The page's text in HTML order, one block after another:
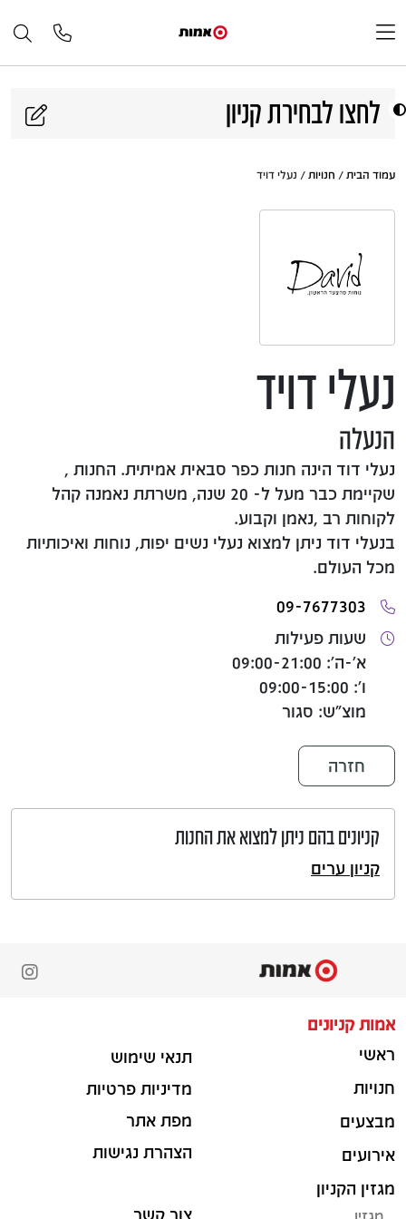
לחצו לבחירת קניון
עמוד הבית / חנויות / נעלי דויד
נעלי דויד
הנעלה
נעלי דוד הינה חנות כפר סבאית אמיתית. החנות ,
שקיימת כבר מעל ל- 20 שנה, משרתת נאמנה קהל
לקוחות רב ,נאמן וקבוע.
בנעלי דוד ניתן למצוא נעלי נשים יפות, נוחות ואיכותיות
מכל העולם.
09-7677303
שעות פעילות
א'-ה': 09:00-21:00
ו': 09:00-15:00
מוצ"ש: סגור
חזרה
קניונים בהם ניתן למצוא את החנות
קניון ערים
אמות קניונים
ראשי
חנויות
מבצעים
אירועים
מגזין הקניון
תנאי שימוש
מדיניות פרטיות
מפת אתר
הצהרת נגישות
צור קשר